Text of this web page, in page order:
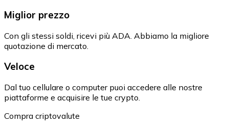
Miglior prezzo
Con gli stessi soldi, ricevi più ADA. Abbiamo la migliore
quotazione di mercato.
Veloce
Dal tuo cellulare o computer puoi accedere alle nostre
piattaforme e acquisire le tue crypto.
Compra criptovalute